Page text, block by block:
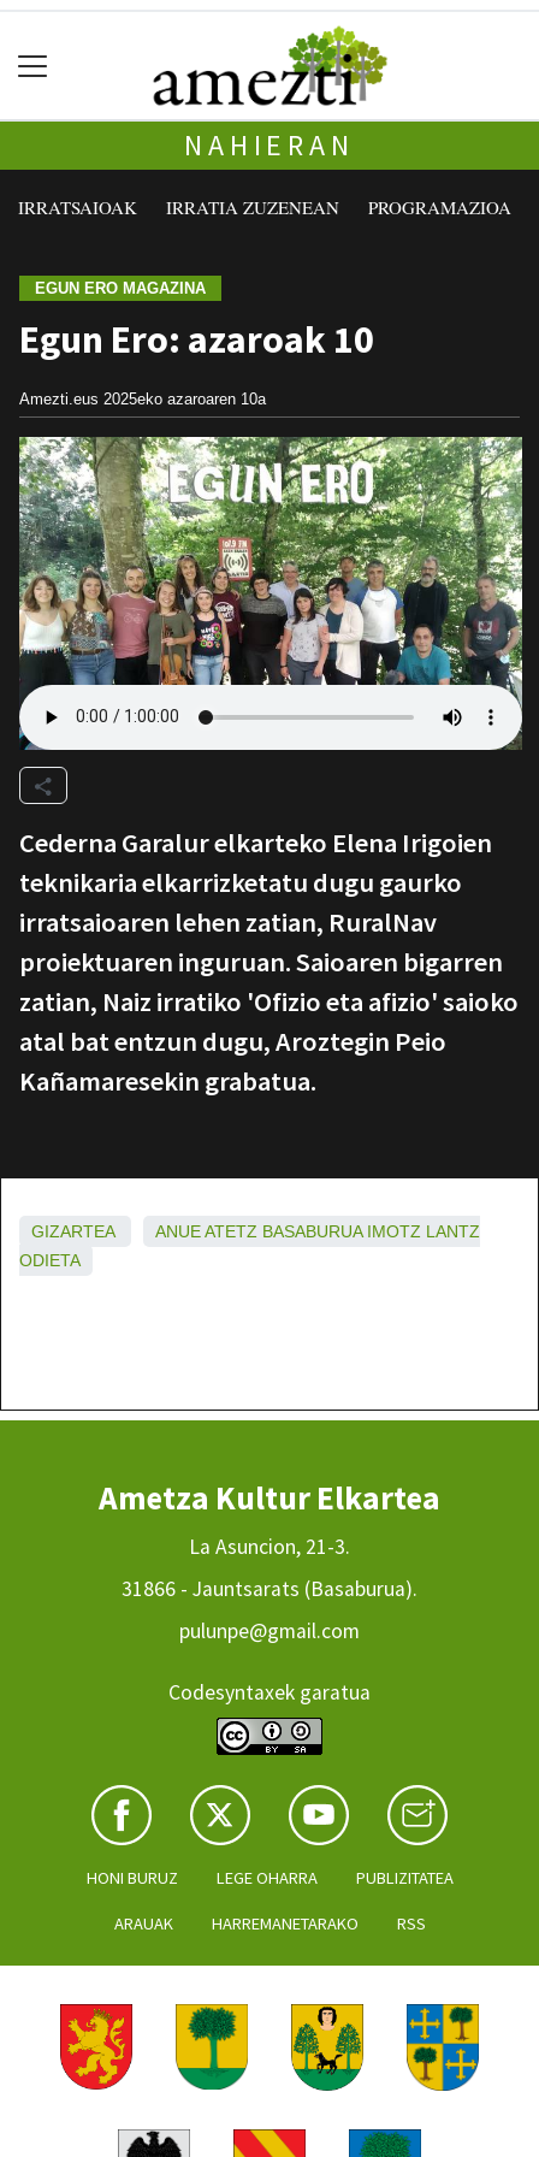
NAHIERAN
IRRATSAIOAK IRRATIA ZUZENEAN PROGRAMAZIOA
EGUN ERO MAGAZINA
Egun Ero: azaroak 10
Amezti.eus 2025eko azaroaren 10a
Cederna Garalur elkarteko Elena Irigoien
teknikaria elkarrizketatu dugu gaurko
irratsaioaren lehen zatian, RuralNav
proiektuaren inguruan. Saioaren bigarren
zatian, Naiz irratiko 'Ofizio eta afizio' saioko
atal bat entzun dugu, Aroztegin Peio
Kañamaresekin grabatua.
GIZARTEA ANUEATETZ BASABURUA IMOTZ LANTZ
ODIETA
Ametza Kultur Elkartea
La Asuncion, 21-3.
31866 - Jauntsarats (Basaburua).
pulunpe@gmail.com
Codesyntaxek garatua
HONI BURUZ LEGE OHARRA PUBLIZITATEA
ARAUAK HARREMANETARAKO RSS